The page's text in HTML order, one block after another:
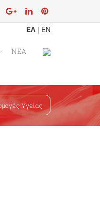
ΕΛ | EN
ΝΕΑ
Υγείας